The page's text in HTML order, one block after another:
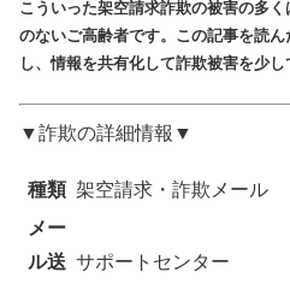
こういった架空請求詐欺の被害の多
のないご高齢者です。この記事を読
し、情報を共有化して詐欺被害を少し
▼詐欺の詳細情報▼
種類 架空請求・詐欺メール
メー
ル送 サポートセンター